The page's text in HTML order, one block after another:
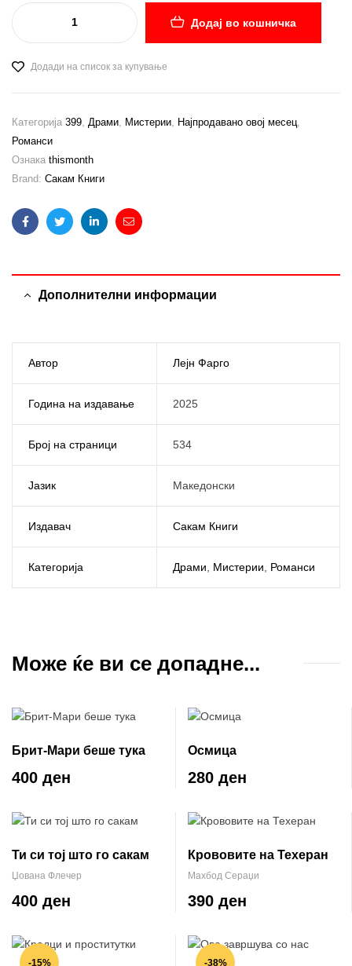
Додај во кошничка
Додади на список за купување
Категорија 399 Драми Мистерии Најпродавано овој месец
Романси
Ознака thismonth
Brand: Сакам Книги
FacebookTwitterLinkedinEmail
Дополнителни информации
Автор Лејн Фарго
Година на издавање 2025
Број на страници 534
Јазик Македонски
Издавач Сакам Книги
Категорија Драми Мистерии Романси
Може ќе ви се допадне...
Брит-Мари беше тука
400 ден
Осмица
280 ден
Ти си тој што го сакам
Џована Флечер
400 ден
Крововите на Техеран
Махбод Сераџи
390 ден
-15% -38%